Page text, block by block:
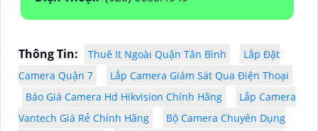
Thông Tin: Thuê It Ngoài Quận Tân Bình
Lắp Đặt
Camera Quận 7
Lắp Camera Giám Sát Qua Điện Thoại
Báo Giá Camera Hd Hikvision Chính Hãng
Lắp Camera
Vantech Giá Rẻ Chính Hãng
Bộ Camera Chuyên Dụng